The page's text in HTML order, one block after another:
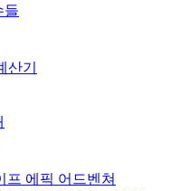
들
산기
프 에픽 어드벤쳐